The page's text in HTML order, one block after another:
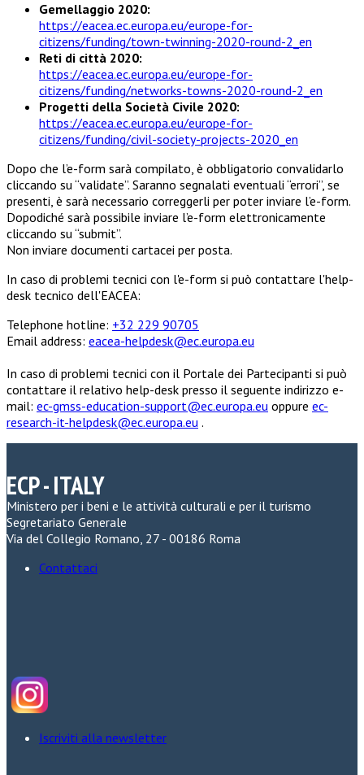
Gemellaggio 2020:
https://eacea.ec.europa.eu/europe-for-
citizens/funding/town-twinning-2020-round-2_en
Reti di città 2020:
https://eacea.ec.europa.eu/europe-for-
citizens/funding/networks-towns-2020-round-2_en
Progetti della Società Civile 2020:
https://eacea.ec.europa.eu/europe-for-
citizens/funding/civil-society-projects-2020_en
Dopo che l’e-form sarà compilato, è obbligatorio convalidarlo
cliccando su “validate”. Saranno segnalati eventuali “errori”, se
presenti, è sarà necessario correggerli per poter inviare l’e-form.
Dopodiché sarà possibile inviare l’e-form elettronicamente
cliccando su “submit”.
Non inviare documenti cartacei per posta.
In caso di problemi tecnici con l'e-form si può contattare l'help-
desk tecnico dell'EACEA:
Telephone hotline: +32 229 90705
Email address: eacea-helpdesk@ec.europa.eu
In caso di problemi tecnici con il Portale dei Partecipanti si può
contattare il relativo help-desk presso il seguente indirizzo e-
mail: ec-gmss-education-support@ec.europa.eu oppure ec-
research-it-helpdesk@ec.europa.eu .
ECP - ITALY
Ministero per i beni e le attività culturali e per il turismo
Segretariato Generale
Via del Collegio Romano, 27 - 00186 Roma
Contattaci
Iscriviti alla newsletter